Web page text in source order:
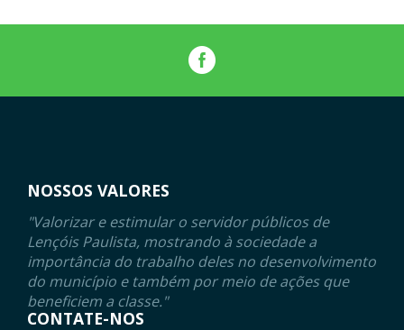
NOSSOS VALORES
"Valorizar e estimular o servidor públicos de
Lençóis Paulista, mostrando à sociedade a
importância do trabalho deles no desenvolvimento
do município e também por meio de ações que
beneficiem a classe."
CONTATE-NOS